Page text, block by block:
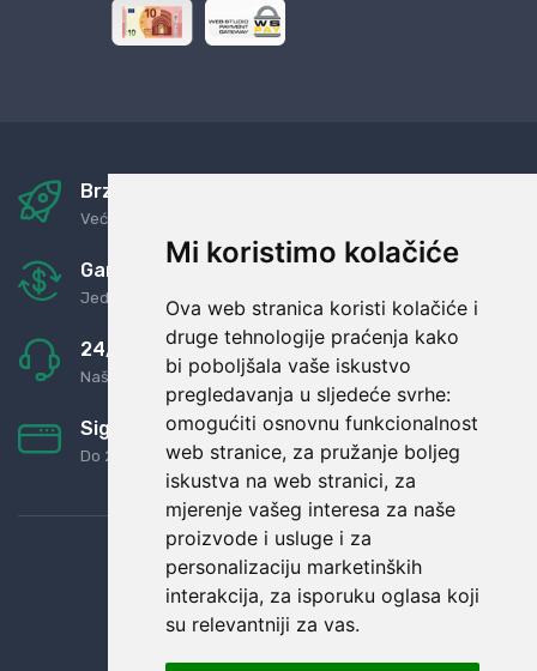
Mi koristimo kolačiće
Ova web stranica koristi kolačiće i
druge tehnologije praćenja kako
bi poboljšala vaše iskustvo
pregledavanja u sljedeće svrhe:
omogućiti osnovnu funkcionalnost
web stranice, za pružanje boljeg
iskustva na web stranici, za
mjerenje vašeg interesa za naše
proizvode i usluge i za
personalizaciju marketinških
interakcija, za isporuku oglasa koji
su relevantniji za vas.
Brza i sigurna dostava
Već za nekoliko dana kod vas
Garancija u povrat novaca
Jednostavno pravilo: Roba za novac
24/7 odlična podrška
Naši agenti uvijek na raspolaganju
Sigurno obročno plaćanje
Do 24 rata bez kamata